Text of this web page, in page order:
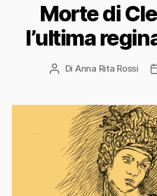
Morte di
l’ultima
Autore
Di Anna Rita Rossi